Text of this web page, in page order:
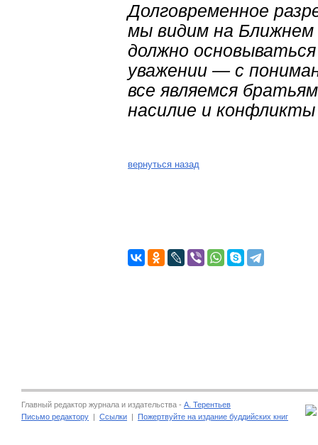
Долговременное
мы видим на Ближнем
должно
уважении — с
все являемся
насилие и конфликты
вернуться назад
Главный редактор журнала и издательства - А. Терентьев
Письмо редактору | Ссылки | Пожертвуйте на издание буддийских книг